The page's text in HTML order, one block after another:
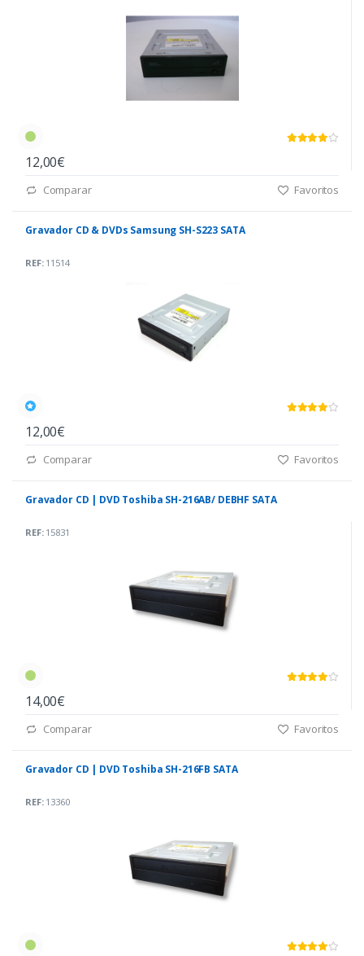
12,00€
Comparar Favoritos
Gravador CD & DVDs Samsung SH-S223 SATA
REF:11514
12,00€
Comparar Favoritos
Gravador CD | DVD Toshiba SH-216AB/ DEBHF SATA
REF:15831
14,00€
Comparar Favoritos
Gravador CD | DVD Toshiba SH-216FB SATA
REF:13360